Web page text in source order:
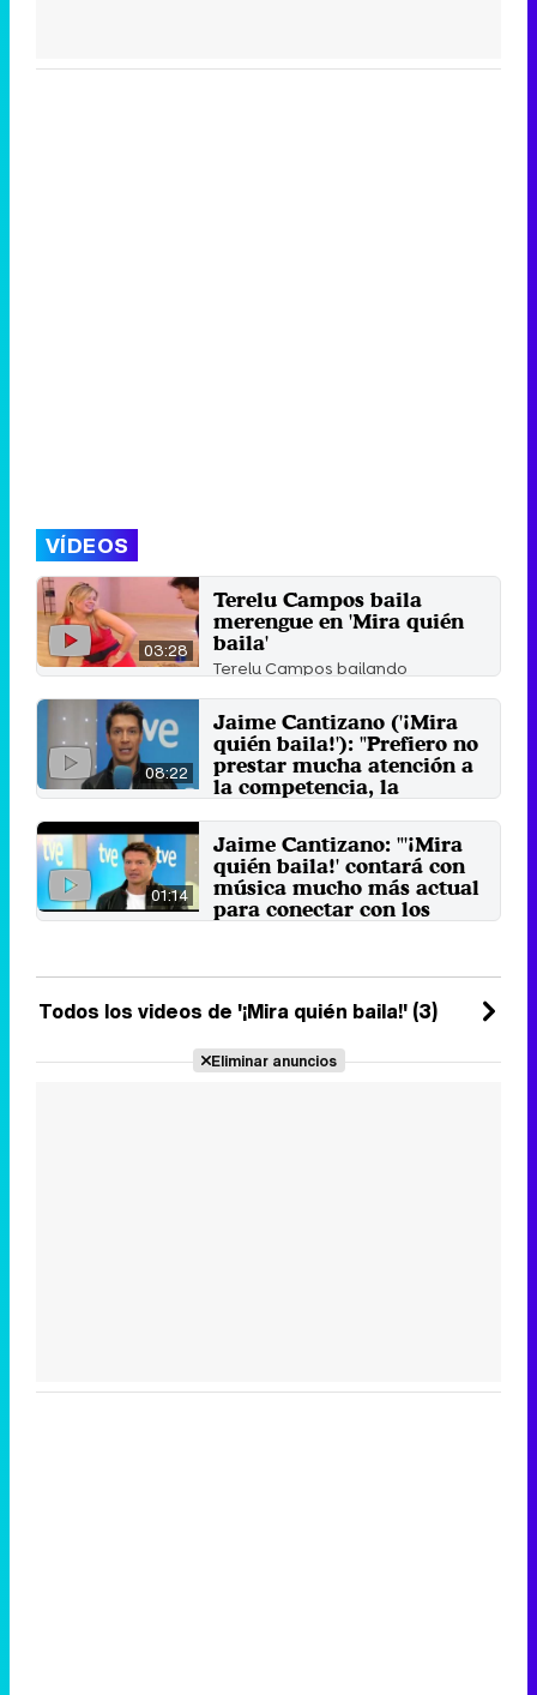
VÍDEOS
03:28
Terelu Campos baila
merengue en 'Mira quién
baila'
Terelu Campos bailando
'Mira quién baila', en el año ...
30 de agosto 2016
08:22
Jaime Cantizano ('¡Mira
quién baila!'): "Prefiero no
prestar mucha atención a
la competencia, la
El presentador de '¡Mira quién
baila!' asegura que no suele
fijarse demasiado en lo que ...
27 de enero 2014
01:14
Jaime Cantizano: "'¡Mira
quién baila!' contará con
música mucho más actual
para conectar con los
regresa a la parrilla de Televisión
23 de enero 2014
Todos los videos de '¡Mira quién baila!' (3)
Eliminar anuncios